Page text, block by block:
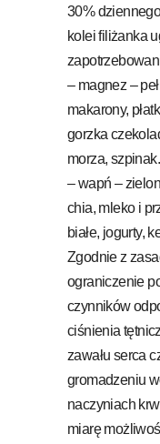
30%
kolei filiżanka
– magnez –
makarony,
gorzka
morza, szpinak.
– wapń –
chia, mleko i
białe, jogurty,
Zgodnie z
ograniczenie
czynników
ciśnienia
zawału serca
gromadzeniu
naczyniach
miarę